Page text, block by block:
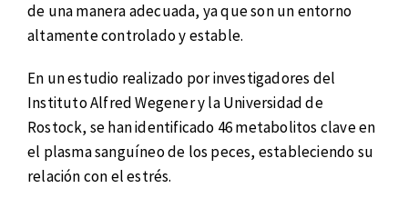
de una manera adecuada, ya que son un entorno
altamente controlado y estable.
En un estudio realizado por investigadores del
Instituto Alfred Wegener y la Universidad de
Rostock, se han identificado 46 metabolitos clave en
el plasma sanguíneo de los peces, estableciendo su
relación con el estrés.